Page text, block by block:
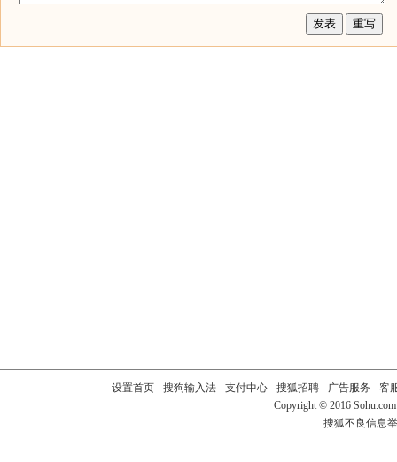
设置首页- 搜狗输入法- 支付中心- 搜狐招聘- 广告服务 - 客
Copyright © 2016
搜狐不良信息